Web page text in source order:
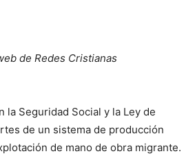
de Redes Cristianas
la Seguridad Social y la Ley de
de un sistema de producción
de mano de obra migrante.